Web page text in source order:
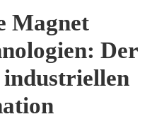
Magnet
Der